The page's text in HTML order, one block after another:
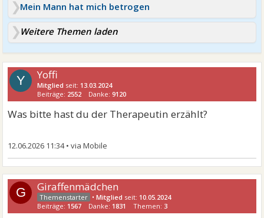
Mein Mann hat mich betrogen
Weitere Themen laden
Y Yoffi
Mitglied seit: 13.03.2024
Beiträge: 2552 Danke:9120
Was bitte hast du der Therapeutin erzählt?
12.06.2026 11:34•
G Giraffenmädchen
•Mitglied seit: 10.05.2024
Beiträge: 1567 Danke: 1831 Themen: 3